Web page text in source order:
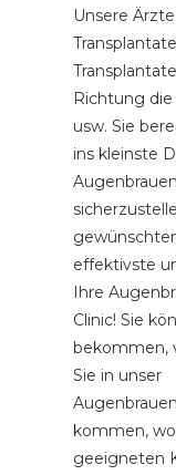
Unsere
Richtung
usw. Sie
ins kleinste
effektivste
Ihre
Clinic! Sie
bekommen,
Sie in unser
kommen,
geeigneten